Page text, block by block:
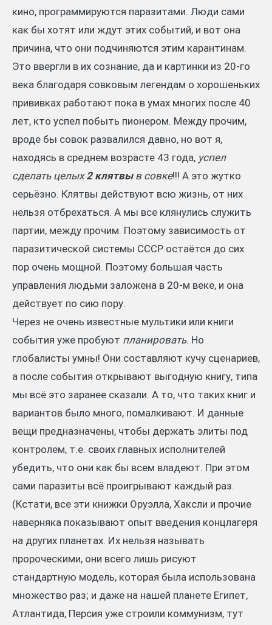
кино, программируются паразитами. Люди сами
как бы хотят или ждут этих событий, и вот она
причина, что они подчиняются этим карантинам.
Это ввергли в их сознание, да и картинки из 20-го
века благодаря совковым легендам о хорошеньких
прививках работают пока в умах многих после 40
лет, кто успел побыть пионером. Между прочим,
вроде бы совок развалился давно, но вот я,
находясь в среднем возрасте 43 года, успел
сделать целых2 клятвыв совке!!! А это жутко
серьёзно. Клятвы действуют всю жизнь, от них
нельзя отбрехаться. А мы все клянулись служить
партии, между прочим. Поэтому зависимость от
паразитической системы СССР остаётся до сих
пор очень мощной. Поэтому большая часть
управления людьми заложена в 20-м веке, и она
действует по сию пору.
Через не очень известные мультики или книги
события уже пробуют планировать. Но
глобалисты умны! Они составляют кучу сценариев,
а после события открывают выгодную книгу, типа
мы всё это заранее сказали. А то, что таких книг и
вариантов было много, помалкивают. И данные
вещи предназначены, чтобы держать элиты под
контролем, т.е. своих главных исполнителей
убедить, что они как бы всем владеют. При этом
сами паразиты всё проигрывают каждый раз.
(Кстати, все эти книжки Оруэлла, Хаксли и прочие
наверняка показывают опыт введения концлагеря
на других планетах. Их нельзя называть
пророческими, они всего лишь рисуют
стандартную модель, которая была использована
множество раз; и даже на нашей планете Египет,
Атлантида, Персия уже строили коммунизм, тут